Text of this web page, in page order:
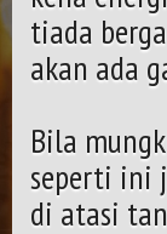
tiada
akan ada
Bila
seperti ini
di atasi